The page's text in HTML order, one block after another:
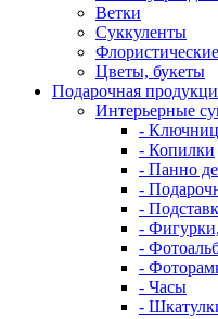
Ветки
Суккуленты
Цветы, букеты
Подарочная
Интерьерные
-
- Копилки
- Панно
-
-
-
-
-
- Часы
-